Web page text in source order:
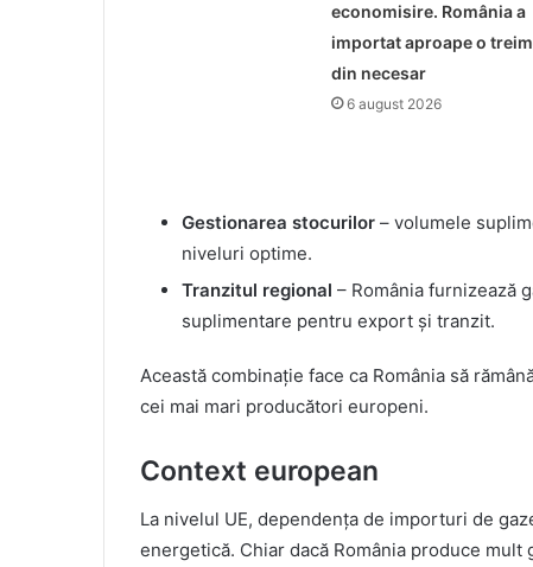
economisire. România a
importat aproape o
din necesar
6 august 2026
Gestionarea stocurilor – volumele
niveluri optime.
Tranzitul regional – România furnizează
suplimentare pentru export și tranzit.
Această combinație face ca România să
cei mai mari producători europeni.
Context european
La nivelul UE, dependența de importuri de
energetică. Chiar dacă România produce